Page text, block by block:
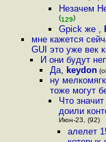
Незачем
(129)
Gpick же ,
мне кажется
GUI это уже век
И они будут
Да, keydon
ну
тоже могут
Что
доили
Июн-23, (92)
алелет